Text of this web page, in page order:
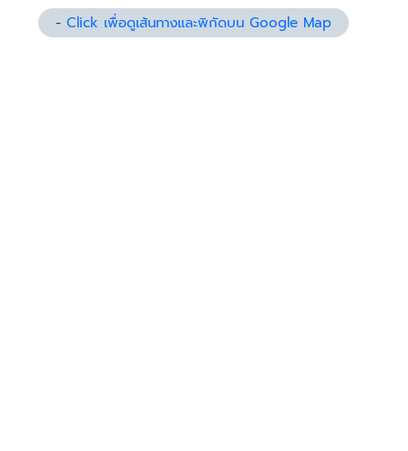
-Click เพื่อดูเส้นทางและพิกัดบน Google Map